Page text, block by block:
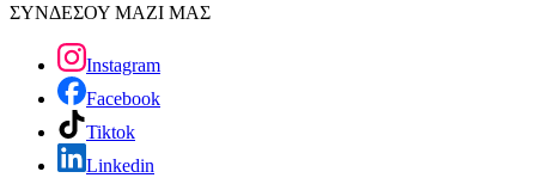
ΣΥΝΔΕΣΟΥ ΜΑΖΙ ΜΑΣ
Instagram
Facebook
Tiktok
Linkedin